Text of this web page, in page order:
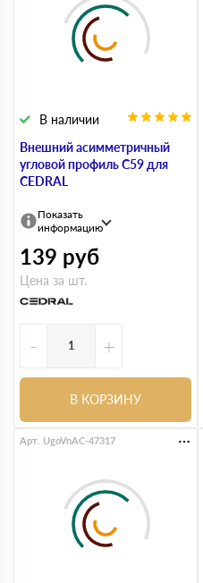
Внешний асимметричный
угловой профиль С59 для
CEDRAL
В наличии
Показать
информацию
139 руб
Цена за шт.
- +
В КОРЗИНУ
Арт. UgoVnAC-47317